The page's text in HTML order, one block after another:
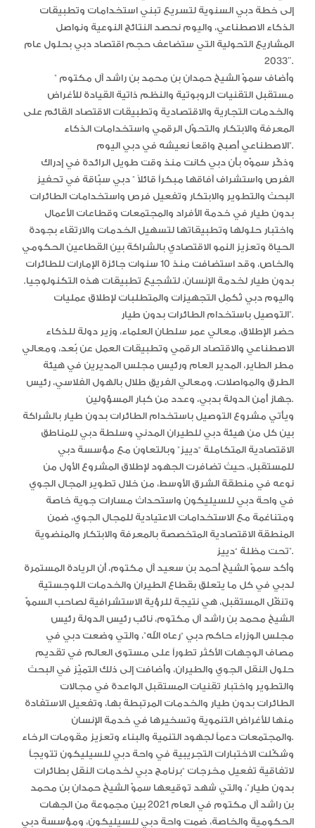
إلى خطة دبي السنوية لتسريع تبني استخدامات وتطبيقات
الذكاء الاصطناعي، واليوم نحصد النتائج النوعية ونواصل
المشاريع التحولية التي ستضاعف حجم اقتصاد دبي بحلول عام
2033″.
وأضاف سموّ الشيخ حمدان بن محمد بن راشد آل مكتوم ”
مستقبل التقنيات الروبوتية والنظم ذاتية القيادة للأغراض
والخدمات التجارية والاقتصادية وتطبيقات الاقتصاد القائم على
المعرفة والابتكار والتحوّل الرقمي واستخدامات الذكاء
الاصطناعي أصبح واقعاً نعيشه في دبي اليوم”.
وذكّر سموّه بأن دبي كانت منذ وقت طويل الرائدة في إدراك
الفرص واستشراف آفاقها مبكراً قائلاً ” دبي سبّاقة في تحفيز
البحث والتطوير والابتكار وتفعيل فرص واستخدامات الطائرات
بدون طيار في خدمة الأفراد والمجتمعات وقطاعات الأعمال
واختبار حلولها وتطبيقاتها لتسهيل الخدمات والارتقاء بجودة
الحياة وتعزيز النمو الاقتصادي بالشراكة بين القطاعين الحكومي
والخاص، وقد استضافت منذ 10 سنوات جائزة الإمارات للطائرات
بدون طيار لخدمة الإنسان، لتشجيع تطبيقات هذه التكنولوجيا.
واليوم دبي تُكمِل التجهيزات والمتطلبات لإطلاق عمليات
التوصيل باستخدام الطائرات بدون طيار”.
حضر الإطلاق، معالي عمر سلطان العلماء، وزير دولة للذكاء
الاصطناعي والاقتصاد الرقمي وتطبيقات العمل عن بُعد، ومعالي
مطر الطاير، المدير العام ورئيس مجلس المديرين في هيئة
الطرق والمواصلات، ومعالي الفريق طلال بالهول الفلاسي، رئيس
جهاز أمن الدولة بدبي، وعدد من كبار المسؤولين.
ويأتي مشروع التوصيل باستخدام الطائرات بدون طيار بالشراكة
بين كل من هيئة دبي للطيران المدني وسلطة دبي للمناطق
الاقتصادية المتكاملة “دييز” وبالتعاون مع مؤسسة دبي
للمستقبل، حيث تضافرت الجهود لإطلاق المشروع الأول من
نوعه في منطقة الشرق الأوسط، من خلال تطوير المجال الجوي
في واحة دبي للسيليكون واستحداث مسارات جوية خاصة
ومتناغمة مع الاستخدامات الاعتيادية للمجال الجوي، ضمن
المنطقة الاقتصادية المتخصصة بالمعرفة والابتكار والمنضوية
تحت مظلة “دييز”.
وأكد سموّ الشيخ أحمد بن سعيد آل مكتوم، أن الريادة المستمرة
لدبي في كل ما يتعلق بقطاع الطيران والخدمات اللوجستية
وتنقّل المستقبل، هي نتيجة للرؤية الاستشرافية لصاحب السموّ
الشيخ محمد بن راشد آل مكتوم، نائب رئيس الدولة رئيس
مجلس الوزراء حاكم دبي “رعاه الله”، والتي وضعت دبي في
مصاف الوجهات الأكثر تطوراً على مستوى العالم في تقديم
حلول النقل الجوي والطيران، وأضافت إلى ذلك التميّز في البحث
والتطوير واختبار تقنيات المستقبل الواعدة في مجالات
الطائرات بدون طيار والخدمات المرتبطة بها، وتفعيل الاستفادة
منها للأغراض التنموية وتسخيرها في خدمة الإنسان
والمجتمعات دعماً لجهود التنمية والبناء وتعزيز مقومات الرخاء.
وشكّلت الاختبارات التجريبية في واحة دبي للسيليكون تتويجاً
لاتفاقية تفعيل مخرجات “برنامج دبي لخدمات النقل بطائرات
بدون طيار”، والتي شهد توقيعها سموّ الشيخ حمدان بن محمد
بن راشد آل مكتوم في العام 2021 بين مجموعة من الجهات
الحكومية والخاصة، ضمت واحة دبي للسيليكون، ومؤسسة دبي